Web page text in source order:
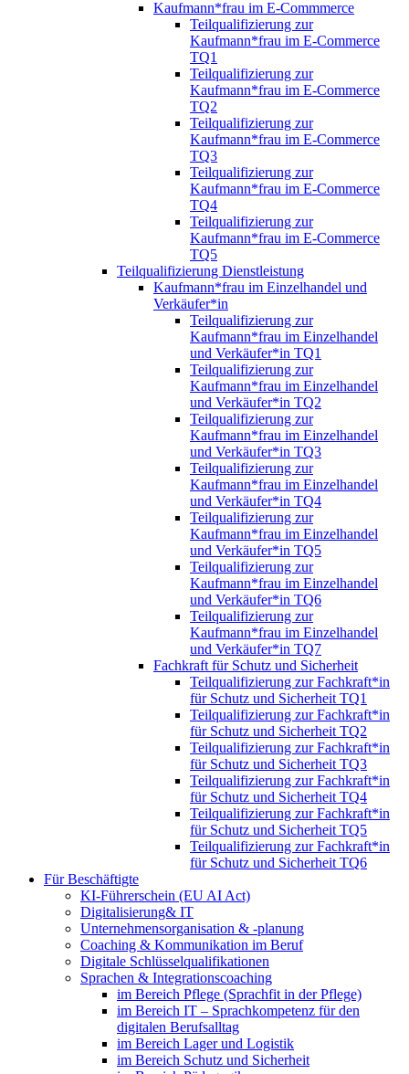
Kaufmann*frau im E-Commmerce
Teilqualifizierung zur
Kaufmann*frau im E-Commerce
TQ1
Teilqualifizierung zur
Kaufmann*frau im E-Commerce
TQ2
Teilqualifizierung zur
Kaufmann*frau im E-Commerce
TQ3
Teilqualifizierung zur
Kaufmann*frau im E-Commerce
TQ4
Teilqualifizierung zur
Kaufmann*frau im E-Commerce
TQ5
Teilqualifizierung Dienstleistung
Kaufmann*frau im Einzelhandel und
Verkäufer*in
Teilqualifizierung zur
Kaufmann*frau im Einzelhandel
und Verkäufer*in TQ1
Teilqualifizierung zur
Kaufmann*frau im Einzelhandel
und Verkäufer*in TQ2
Teilqualifizierung zur
Kaufmann*frau im Einzelhandel
und Verkäufer*in TQ3
Teilqualifizierung zur
Kaufmann*frau im Einzelhandel
und Verkäufer*in TQ4
Teilqualifizierung zur
Kaufmann*frau im Einzelhandel
und Verkäufer*in TQ5
Teilqualifizierung zur
Kaufmann*frau im Einzelhandel
und Verkäufer*in TQ6
Teilqualifizierung zur
Kaufmann*frau im Einzelhandel
und Verkäufer*in TQ7
Fachkraft für Schutz und Sicherheit
Teilqualifizierung zur Fachkraft*in
für Schutz und Sicherheit TQ1
Teilqualifizierung zur Fachkraft*in
für Schutz und Sicherheit TQ2
Teilqualifizierung zur Fachkraft*in
für Schutz und Sicherheit TQ3
Teilqualifizierung zur Fachkraft*in
für Schutz und Sicherheit TQ4
Teilqualifizierung zur Fachkraft*in
für Schutz und Sicherheit TQ5
Teilqualifizierung zur Fachkraft*in
für Schutz und Sicherheit TQ6
Für Beschäftigte
KI-Führerschein (EU AI Act)
Digitalisierung& IT
Unternehmensorganisation & ‑planung
Coaching & Kommunikation im Beruf
Digitale Schlüsselqualifikationen
Sprachen & Integrationscoaching
im Bereich Pflege (Sprachfit in der Pflege)
im Bereich IT – Sprachkompetenz für den
digitalen Berufsalltag
im Bereich Lager und Logistik
im Bereich Schutz und Sicherheit